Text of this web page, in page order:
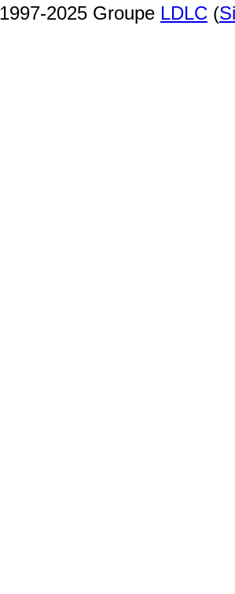
2025 Groupe LDLC (